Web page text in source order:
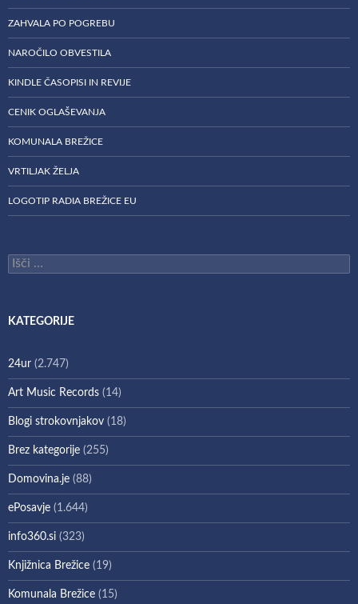
ZAHVALA PO POGREBU
NAROČILO OBVESTILA
KINDLE ČASOPISI IN REVIJE
CENIK OGLAŠEVANJA
KOMUNALA BREŽICE
VRTILJAK ŽELJA
LOGOTIP RADIA BREŽICE EU
Išči:
KATEGORIJE
24ur (2.747)
Art Music Records (14)
Blogi strokovnjakov (18)
Brez kategorije (255)
Domovina.je (88)
ePosavje (1.644)
info360.si (323)
Knjižnica Brežice (19)
Komunala Brežice (15)